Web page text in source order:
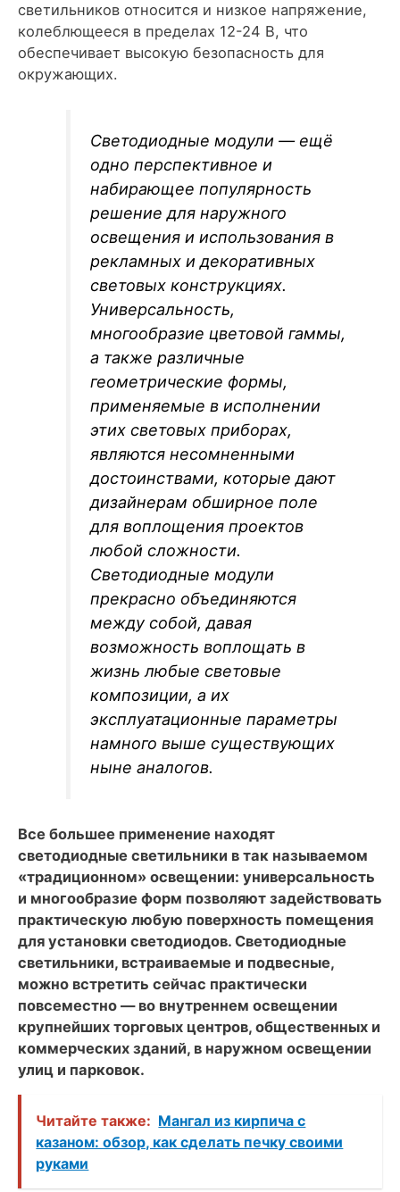
светильников относится и низкое напряжение,
колеблющееся в пределах 12-24 В, что
обеспечивает высокую безопасность для
окружающих.
Светодиодные модули — ещё
одно перспективное и
набирающее популярность
решение для наружного
освещения и использования в
рекламных и декоративных
световых конструкциях.
Универсальность,
многообразие цветовой гаммы,
а также различные
геометрические формы,
применяемые в исполнении
этих световых приборах,
являются несомненными
достоинствами, которые дают
дизайнерам обширное поле
для воплощения проектов
любой сложности.
Светодиодные модули
прекрасно объединяются
между собой, давая
возможность воплощать в
жизнь любые световые
композиции, а их
эксплуатационные параметры
намного выше существующих
ныне аналогов.
Все большее применение находят
светодиодные светильники в так называемом
«традиционном» освещении: универсальность
и многообразие форм позволяют задействовать
практическую любую поверхность помещения
для установки светодиодов. Светодиодные
светильники, встраиваемые и подвесные,
можно встретить сейчас практически
повсеместно — во внутреннем освещении
крупнейших торговых центров, общественных и
коммерческих зданий, в наружном освещении
улиц и парковок.
Читайте также: Мангал из кирпича с
казаном: обзор, как сделать печку своими
руками